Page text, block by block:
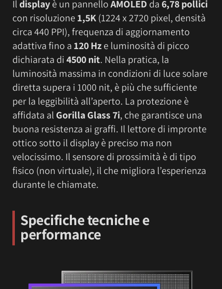
Ildisplayè un pannelloAMOLED da6,78 pollici
con risoluzione1,5K(1224 x 2720 pixel, densità
circa 440 PPI), frequenza di aggiornamento
adattiva fino a120 Hze luminosità di picco
dichiarata di4500 nit. Nella pratica, la
luminosità massima in condizioni di luce solare
diretta supera i 1000 nit, è più che sufficiente
per la leggibilità all’aperto. La protezione è
affidata al Gorilla Glass 7i, che garantisce una
buona resistenza ai graffi. Il lettore di impronte
ottico sotto il display è preciso ma non
velocissimo. Il sensore di prossimità è di tipo
fisico (non virtuale), il che migliora l’esperienza
durante le chiamate.
Specifiche tecniche e
performance